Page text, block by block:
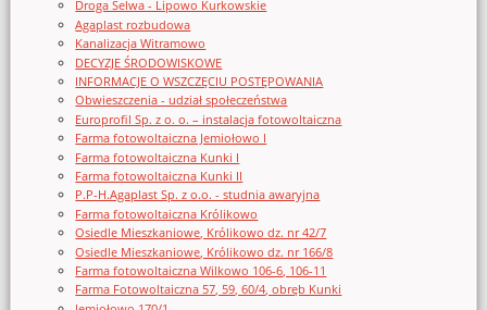
Droga Selwa - Lipowo Kurkowskie
Agaplast rozbudowa
Kanalizacja Witramowo
DECYZJE ŚRODOWISKOWE
INFORMACJE O WSZCZĘCIU POSTĘPOWANIA
Obwieszczenia - udział społeczeństwa
Europrofil Sp. z o. o. – instalacja fotowoltaiczna
Farma fotowoltaiczna Jemiołowo I
Farma fotowoltaiczna Kunki I
Farma fotowoltaiczna Kunki II
P.P-H.Agaplast Sp. z o.o. - studnia awaryjna
Farma fotowoltaiczna Królikowo
Osiedle Mieszkaniowe, Królikowo dz. nr 42/7
Osiedle Mieszkaniowe, Królikowo dz. nr 166/8
Farma fotowoltaiczna Wilkowo 106-6, 106-11
Farma Fotowoltaiczna 57, 59, 60/4, obręb Kunki